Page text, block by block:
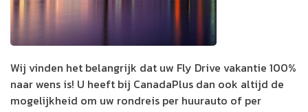
Wij vinden het belangrijk dat uw Fly Drive vakantie 100%
naar wens is! U heeft bij CanadaPlus dan ook altijd de
mogelijkheid om uw rondreis per huurauto of per